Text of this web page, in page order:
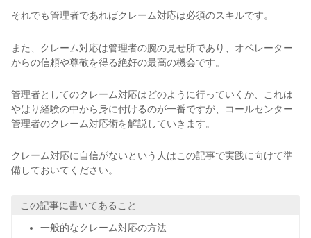
それでも管理者であればクレーム対応は必須のスキルです。
また、クレーム対応は管理者の腕の見せ所であり、オペレーター
からの信頼や尊敬を得る絶好の最高の機会です。
管理者としてのクレーム対応はどのように行っていくか、これは
やはり経験の中から身に付けるのが一番ですが、コールセンター
管理者のクレーム対応術を解説していきます。
クレーム対応に自信がないという人はこの記事で実践に向けて準
備しておいてください。
この記事に書いてあること
一般的なクレーム対応の方法